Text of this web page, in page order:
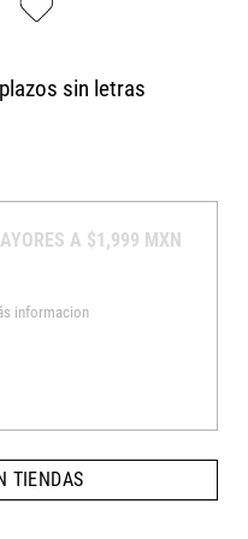
A $1,999 MXN
informacion
TIENDAS